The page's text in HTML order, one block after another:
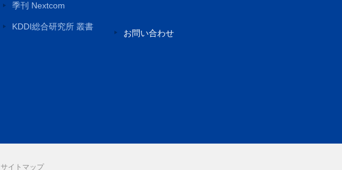
季刊 Nextcom
KDDI総合研究所 叢書
お問い合わせ
サイトマップ